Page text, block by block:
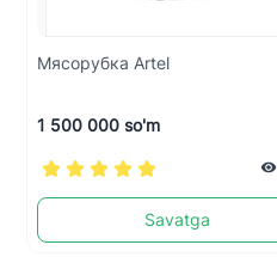
Мясорубка Artel
1 500 000 so'm
Savatga